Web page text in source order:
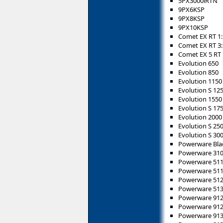
9PX6KSP
9PX8KSP
9PX10KSP
Comet EX RT
Comet EX RT
Comet EX 5 RT
Evolution 650
Evolution 850
Evolution 1150
Evolution S
Evolution 1550
Evolution S
Evolution 2000
Evolution S
Evolution S
Powerware
Powerware
Powerware
Powerware
Powerware
Powerware
Powerware
Powerware
Powerware